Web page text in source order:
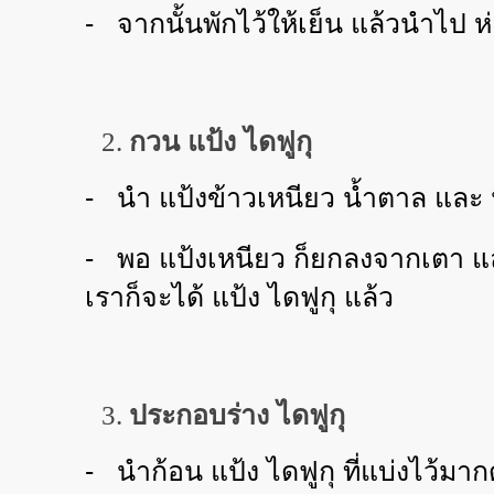
- จากนั้นพักไว้ให้เย็น แล้วนำไป
กวน แป้ง ไดฟูกุ
- นำ แป้งข้าวเหนียว น้ำตาล แล
- พอ แป้งเหนียว ก็ยกลงจากเตา
เราก็จะได้ แป้ง ไดฟูกุ แล้ว
ประกอบร่าง ไดฟูกุ
- นำก้อน แป้ง ไดฟูกุ ที่แบ่งไว้มา